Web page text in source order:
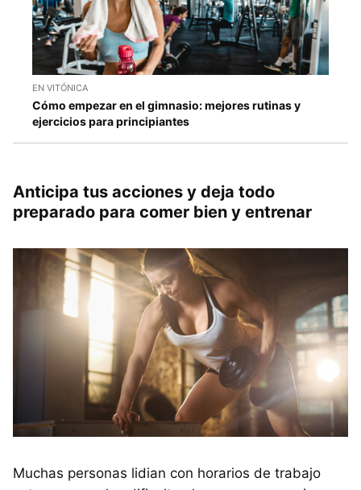
EN VITÓNICA
Cómo empezar en el gimnasio: mejores rutinas y
ejercicios para principiantes
Anticipa tus acciones y deja todo
preparado para comer bien y entrenar
Muchas personas lidian con horarios de trabajo